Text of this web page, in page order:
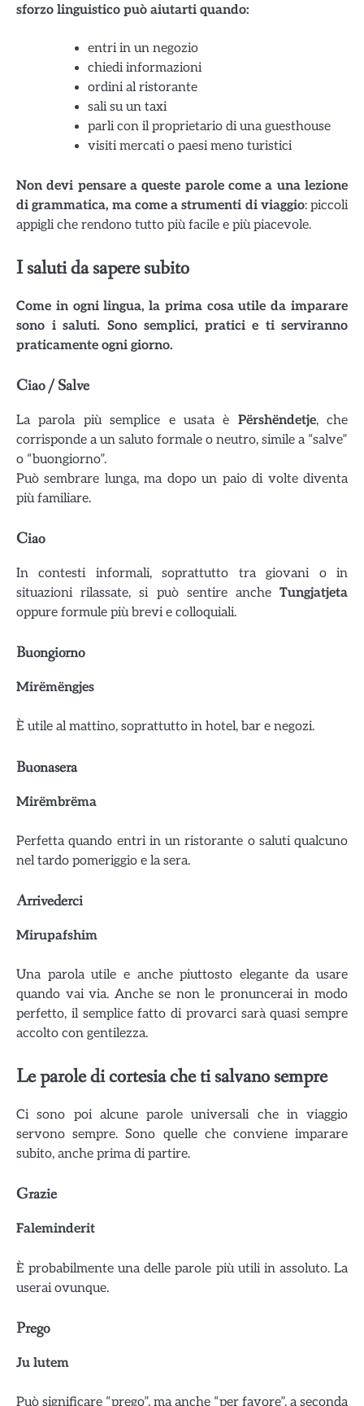
sforzo linguistico può aiutarti quando:
entri in un negozio
chiedi informazioni
ordini al ristorante
sali su un taxi
parli con il proprietario di una guesthouse
visiti mercati o paesi meno turistici
Non devi pensare a queste parole come a una lezione
di grammatica, ma come a strumenti di viaggio: piccoli
appigli che rendono tutto più facile e più piacevole.
I saluti da sapere subito
Come in ogni lingua, la prima cosa utile da imparare
sono i saluti. Sono semplici, pratici e ti serviranno
praticamente ogni giorno.
Ciao / Salve
La parola più semplice e usata è Përshëndetje, che
corrisponde a un saluto formale o neutro, simile a “salve”
o “buongiorno”.
Può sembrare lunga, ma dopo un paio di volte diventa
più familiare.
Ciao
In contesti informali, soprattutto tra giovani o in
situazioni rilassate, si può sentire anche Tungjatjeta
oppure formule più brevi e colloquiali.
Buongiorno
Mirëmëngjes
È utile al mattino, soprattutto in hotel, bar e negozi.
Buonasera
Mirëmbrëma
Perfetta quando entri in un ristorante o saluti qualcuno
nel tardo pomeriggio e la sera.
Arrivederci
Mirupafshim
Una parola utile e anche piuttosto elegante da usare
quando vai via. Anche se non le pronuncerai in modo
perfetto, il semplice fatto di provarci sarà quasi sempre
accolto con gentilezza.
Le parole di cortesia che ti salvano sempre
Ci sono poi alcune parole universali che in viaggio
servono sempre. Sono quelle che conviene imparare
subito, anche prima di partire.
Grazie
Faleminderit
È probabilmente una delle parole più utili in assoluto. La
userai ovunque.
Prego
Ju lutem
Può significare “prego”, ma anche “per favore”, a seconda